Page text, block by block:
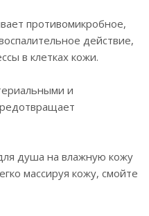
противомикробное,
действие,
в клетках кожи.
и
душа на влажную кожу
массируя кожу, смойте